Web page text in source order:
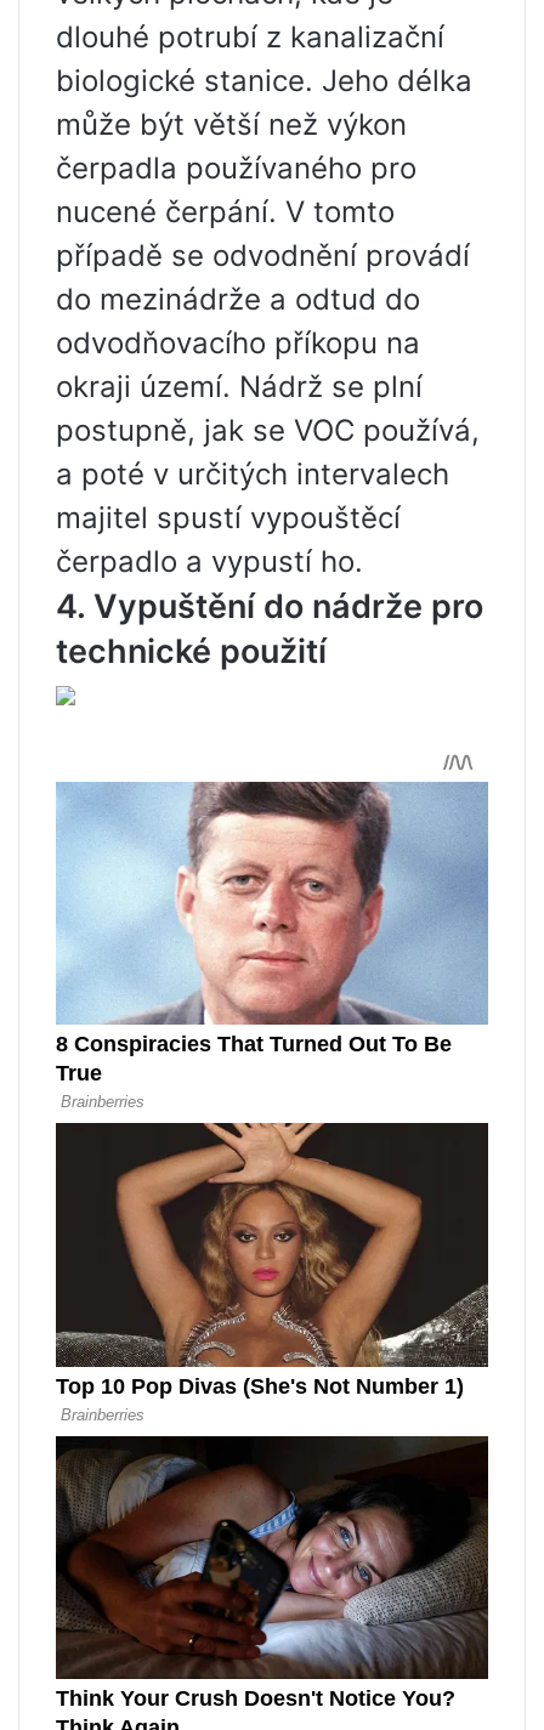
dlouhé potrubí z kanalizační
biologické stanice. Jeho délka
může být větší než výkon
čerpadla používaného pro
nucené čerpání. V tomto
případě se odvodnění provádí
do mezinádrže a odtud do
odvodňovacího příkopu na
okraji území. Nádrž se plní
postupně, jak se VOC používá,
a poté v určitých intervalech
majitel spustí vypouštěcí
čerpadlo a vypustí ho.
4. Vypuštění do nádrže pro
technické použití